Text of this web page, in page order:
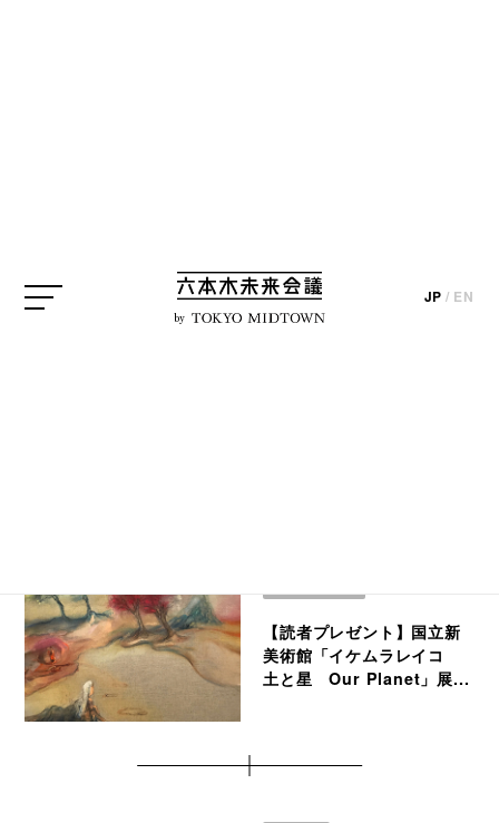
by
JP / EN
【読者プレゼント】国立新
美術館「イケムラレイコ
土と星 Our Planet」展...